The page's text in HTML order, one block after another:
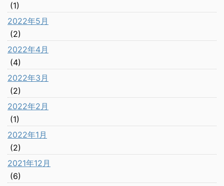
(1)
2022年5月
(2)
2022年4月
(4)
2022年3月
(2)
2022年2月
(1)
2022年1月
(2)
2021年12月
(6)